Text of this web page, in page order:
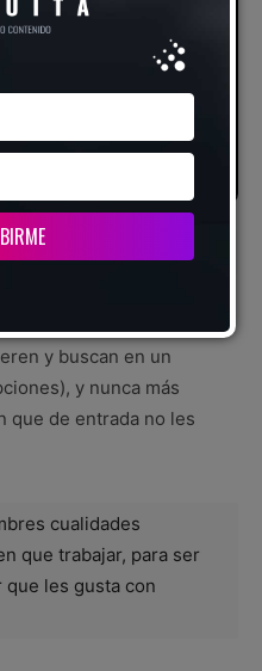
sencillas:
a darse una idea de
y buscan en un
y nunca más
que de entrada no les
cualidades
que trabajar, para ser
que les gusta con